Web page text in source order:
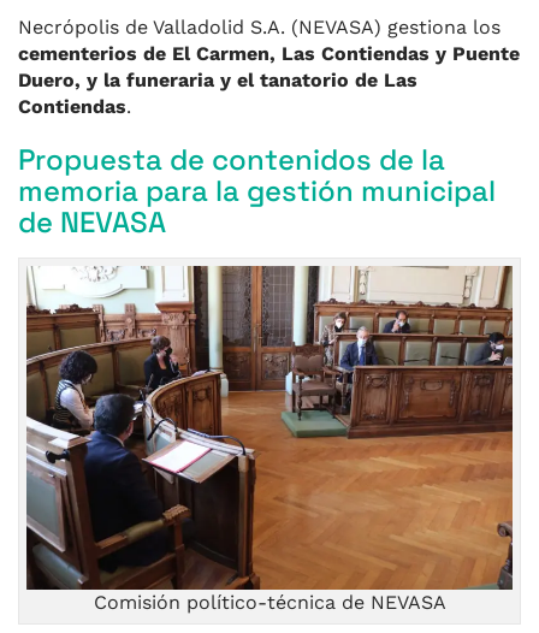
Necrópolis de Valladolid S.A. (NEVASA) gestiona los
cementerios de El Carmen, Las Contiendas y Puente
Duero, y la funeraria y el tanatorio de Las
Contiendas.
Propuesta de contenidos de la
memoria para la gestión municipal
de NEVASA
Comisión político-técnica de NEVASA